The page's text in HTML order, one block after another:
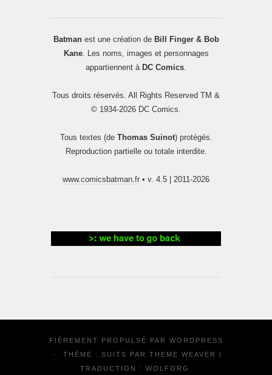
Batmanest une création de Bill Finger & Bob
Kane. Les noms, images et personnages
appartiennent à DC Comics
Tous droits réservés. All Rights Reserved TM &
© 1934-2026 DC Comics.
Tous textes (de Thomas Suinot) protégés.
Reproduction partielle ou totale interdite.
www.comicsbatman.fr • v. 4.5 | 2011-2026
FIÈREMENT PROPULSÉ PAR WORDPRESS
·
THÈME : SUITS PAR THEME WEAVER
|
TRADUCTION : WOLFORG